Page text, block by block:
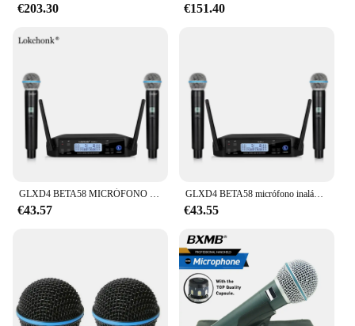
€203.30 €151.40
€43.57
GLXD4 BETA58 micrófono inalámbrico Dual profesional Karaoke sistema doméstico actuaciones en escenario UHF dinámico 2 canales de mano
€43.55